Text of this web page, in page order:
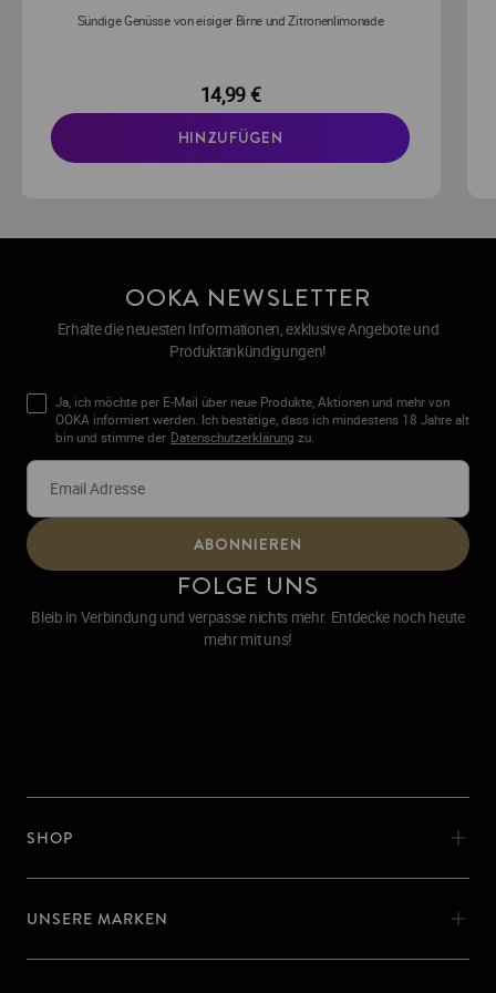
Sündige Genüsse von eisiger Birne und Zitronenlimonade
14,99 €
HINZUFÜGEN
OOKA NEWSLETTER
Erhalte die neuesten Informationen, exklusive Angebote und
Produktankündigungen!
Ja, ich möchte per E-Mail über neue Produkte, Aktionen und mehr von
OOKA informiert werden. Ich bestätige, dass ich mindestens 18 Jahre alt
bin und stimme der Datenschutzerklärung zu.
newsletter
ABONNIEREN
FOLGE UNS
Bleib in Verbindung und verpasse nichts mehr. Entdecke noch heute
mehr mit uns!
SHOP
UNSERE MARKEN